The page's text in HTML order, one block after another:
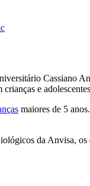
Cassiano
e
maiores de 5
da Anvisa,